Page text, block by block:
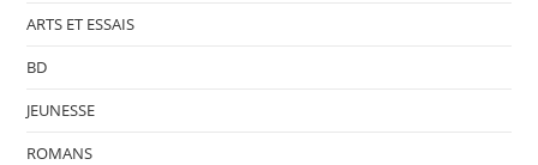
ARTS ET ESSAIS
BD
JEUNESSE
ROMANS